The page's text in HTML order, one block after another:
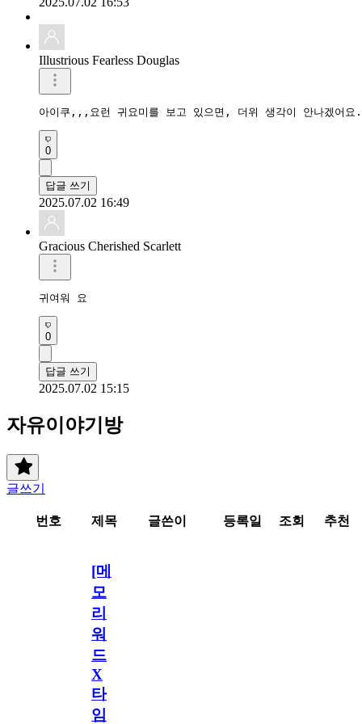
Illustrious Fearless Douglas
아이쿠,,,요런 귀요미를 보고 있으면, 더위 생각이 안나겠어요
0
답글 쓰기
2025.07.02 16:49
Gracious Cherished Scarlett
귀여워 요
0
답글 쓰기
2025.07.02 15:15
자유이야기방
글쓰기
번호 제목 글쓴이 등록일 조회 추천
[메
모
리
워
드
X
타
임